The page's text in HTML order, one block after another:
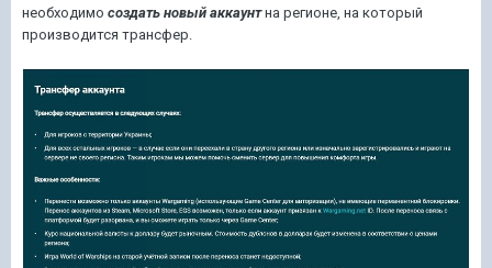
необходимо создать новый аккаунтна регионе, на который
производится трансфер.